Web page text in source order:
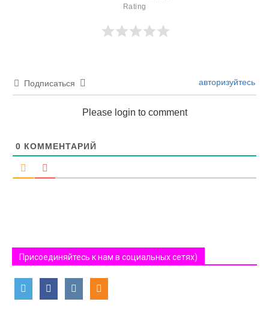
Rating
Подписаться авторизуйтесь
Please login to comment
0 КОММЕНТАРИЙ
Присоединяйтесь к нам в социальных сетях)